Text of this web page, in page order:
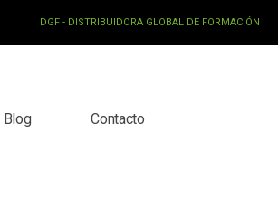
DGF - DISTRIBUIDORA GLOBAL DE FORMACIÓN
Blog Contacto